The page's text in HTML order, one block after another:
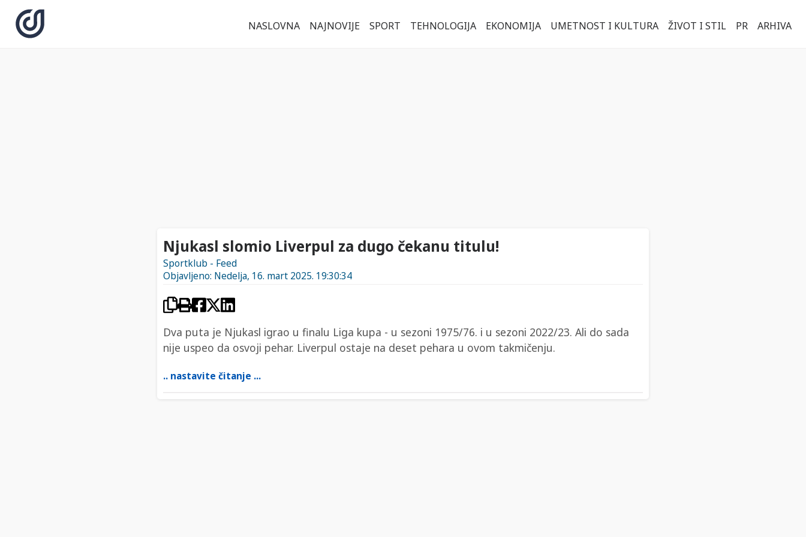
NASLOVNA NAJNOVIJE SPORT TEHNOLOGIJA EKONOMIJA UMETNOST I KULTURA ŽIVOT I STIL PR ARHIVA
Njukasl slomio Liverpul za dugo čekanu titulu!
Sportklub - Feed
Objavljeno: Nedelja, 16. mart 2025. 19:30:34
Dva puta je Njukasl igrao u finalu Liga kupa - u sezoni 1975/76. i u sezoni 2022/23. Ali do sada
nije uspeo da osvoji pehar. Liverpul ostaje na deset pehara u ovom takmičenju.
.. nastavite čitanje ...